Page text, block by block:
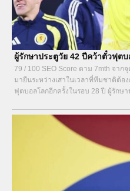
ผู้รักษาประตูวัย 42 ปีคว้าตั๋วฟุต
79 / 100 SEO Score ตาม 7mth จาก
มายืนระหว่างเสาในเวลาที่ทีมชาติต้
ฟุตบอลโลกอีกครั้งในรอบ 28 ปี ผู้รักษา